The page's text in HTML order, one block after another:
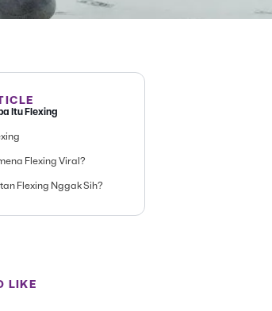
Itu Flexing
Flexing Viral?
Flexing Nggak Sih?
LIKE